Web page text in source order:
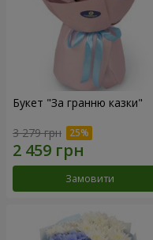
Букет "За гранню казки"
3 279 грн
Замовити